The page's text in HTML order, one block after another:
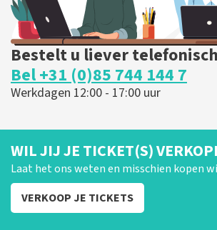
Bestelt u liever
Bel +31 (0)85 744 144 7
Werkdagen 12:00 - 17:00 uur
WIL JIJ JE TICKET(S)
Laat het ons weten en misschien kopen
VERKOOP JE TICKETS